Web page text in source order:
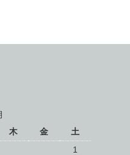
木 金
土
1